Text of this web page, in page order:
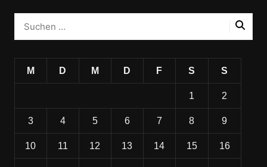
M D M D F S S
1 2
3 4 5 6 7 8 9
10 11 12 13 14 15 16